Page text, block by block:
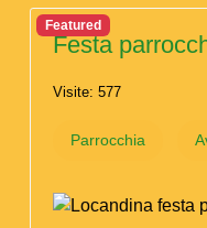
Featured
Festa
Visite: 577
Parrocchia